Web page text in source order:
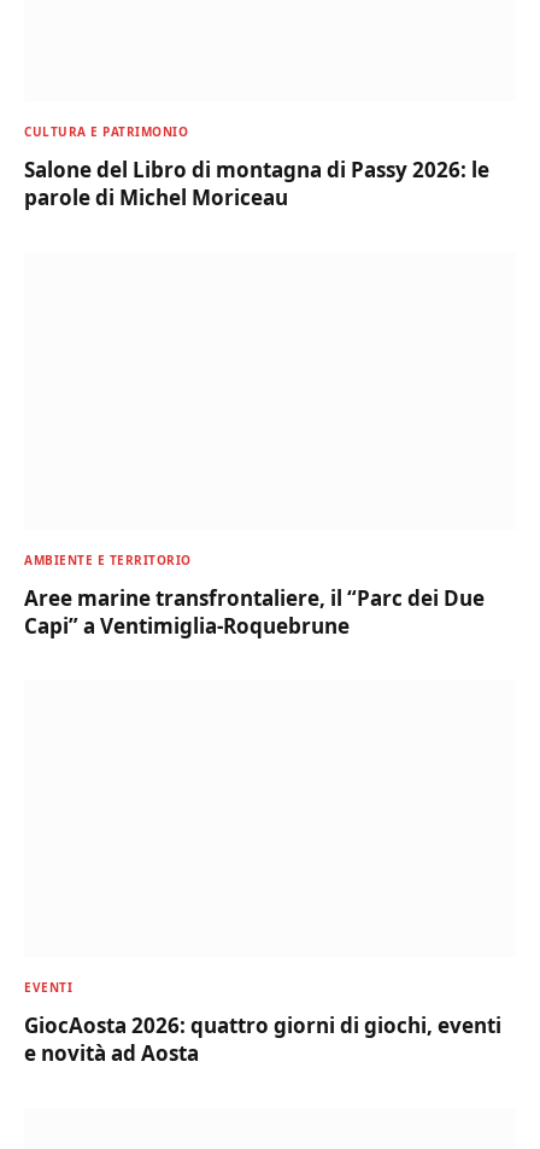
CULTURA E PATRIMONIO
Salone del Libro di montagna di Passy 2026: le
parole di Michel Moriceau
AMBIENTE E TERRITORIO
Aree marine transfrontaliere, il “Parc dei Due
Capi” a Ventimiglia-Roquebrune
EVENTI
GiocAosta 2026: quattro giorni di giochi, eventi
e novità ad Aosta